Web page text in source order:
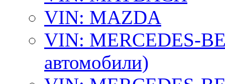
VIN: MAZDA
VIN: MERCEDES-
автомобили)